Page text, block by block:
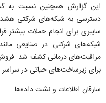
این گزارش همچنین نسبت به
دسترسی به شبکه‌های شرکتی
شبکه‌های شرکتی در صنایعی
مراقبت‌های درمانی کشف شد.
برای زیرساخت‌های حیاتی در
سارقان اطلاعات و نشت داده‌ها